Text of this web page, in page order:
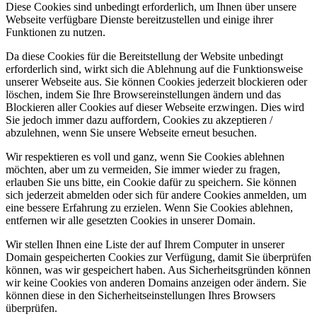
Diese Cookies sind unbedingt erforderlich, um Ihnen über unsere
Webseite verfügbare Dienste bereitzustellen und einige ihrer
Funktionen zu nutzen.
Da diese Cookies für die Bereitstellung der Website unbedingt
erforderlich sind, wirkt sich die Ablehnung auf die Funktionsweise
unserer Webseite aus. Sie können Cookies jederzeit blockieren oder
löschen, indem Sie Ihre Browsereinstellungen ändern und das
Blockieren aller Cookies auf dieser Webseite erzwingen. Dies wird
Sie jedoch immer dazu auffordern, Cookies zu akzeptieren /
abzulehnen, wenn Sie unsere Webseite erneut besuchen.
Wir respektieren es voll und ganz, wenn Sie Cookies ablehnen
möchten, aber um zu vermeiden, Sie immer wieder zu fragen,
erlauben Sie uns bitte, ein Cookie dafür zu speichern. Sie können
sich jederzeit abmelden oder sich für andere Cookies anmelden, um
eine bessere Erfahrung zu erzielen. Wenn Sie Cookies ablehnen,
entfernen wir alle gesetzten Cookies in unserer Domain.
Wir stellen Ihnen eine Liste der auf Ihrem Computer in unserer
Domain gespeicherten Cookies zur Verfügung, damit Sie überprüfen
können, was wir gespeichert haben. Aus Sicherheitsgründen können
wir keine Cookies von anderen Domains anzeigen oder ändern. Sie
können diese in den Sicherheitseinstellungen Ihres Browsers
überprüfen.